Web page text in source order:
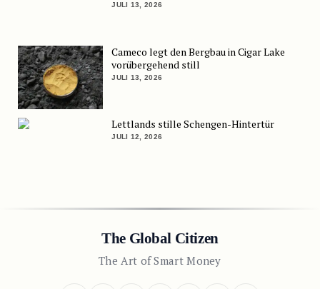
JULI 13, 2026
Cameco legt den Bergbau in Cigar Lake
vorübergehend still
JULI 13, 2026
Lettlands stille Schengen-Hintertür
JULI 12, 2026
The Global Citizen
The Art of Smart Money